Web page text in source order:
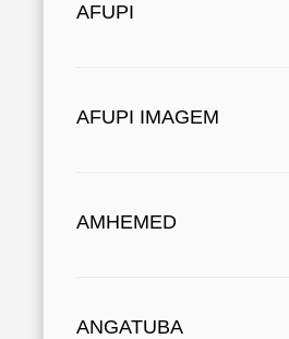
AFUPI
AFUPI IMAGEM
AMHEMED
ANGATUBA